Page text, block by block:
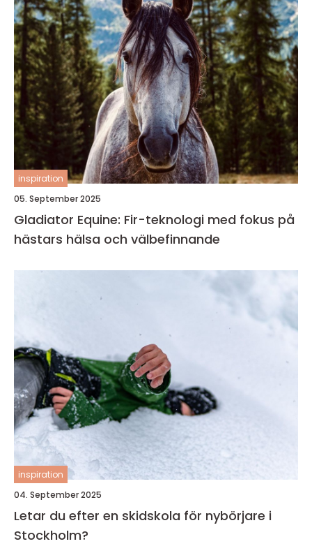
inspiration
05. September 2025
Gladiator Equine: Fir-teknologi med fokus på
hästars hälsa och välbefinnande
inspiration
04. September 2025
Letar du efter en skidskola för nybörjare i
Stockholm?